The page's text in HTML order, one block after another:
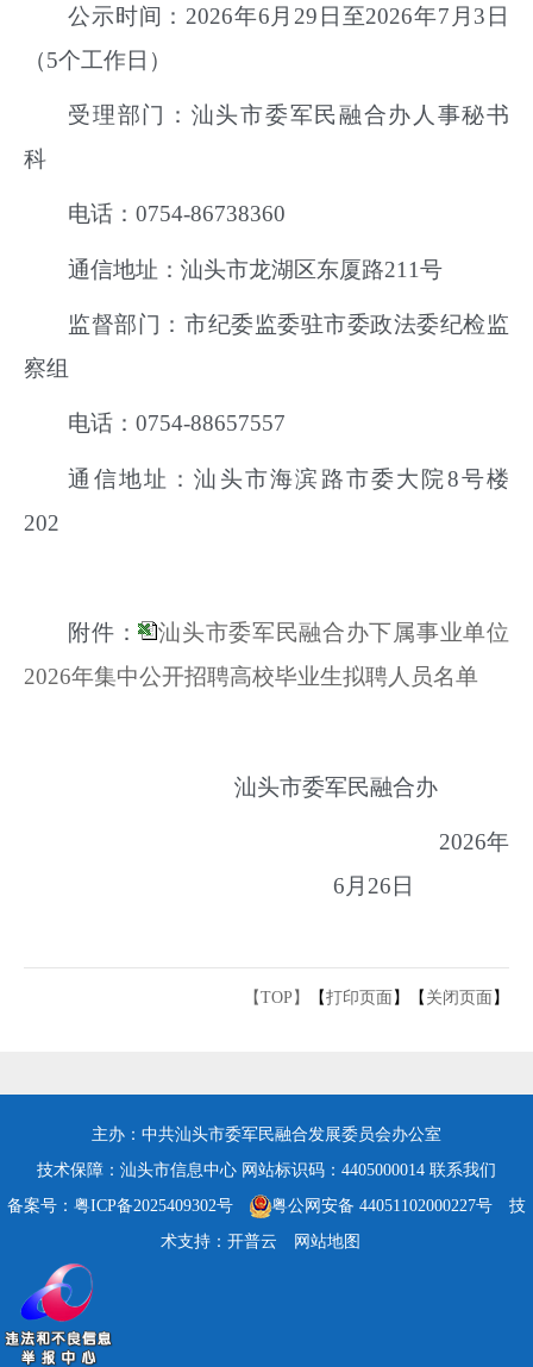
公示时间： 2026年6 月 29 日至2026年7 月 3 日
（5个工作日）
受理部门： 汕头市委军民融合办人事秘书
科
电话：0754-86738360
通信地址：汕头市龙湖区东厦路211号
监督部门：市纪委监委驻市委政法委纪检监
察组
电话：0754-88657557
通信地址：汕头市海滨路市委大院8号楼
202
附件：
汕头市委军民融合办下属事业单位
2026年集中公开招聘高校毕业生拟聘人员名单
汕头市委军民融合办
2026年
6月 26 日
【TOP】 【打印页面】【 关闭页面】
主办：中共汕头市委军民融合发展委员会办公室
技术保障：汕头市信息中心 网站标识码：4405000014 联系我们
备案号：粤ICP备2025409302号
粤公网安备 44051102000227号
技
术支持：开普云
网站地图